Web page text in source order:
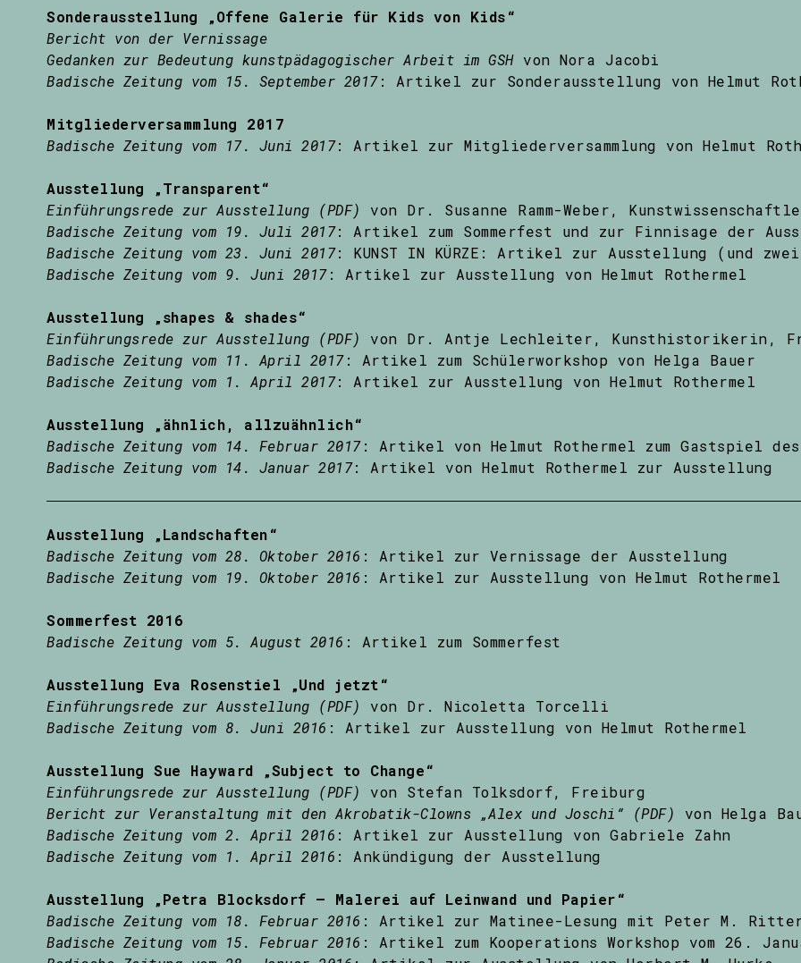
Sonderausstellung „Offene Galerie für Kids von Kids“
Bericht von der Vernissage
Gedanken zur Bedeutung kunstpädagogischer Arbeit im GSHvon Nora Jacobi
Badische Zeitung vom 15. September 2017: Artikel zur Sonderausstellung von Helmut
Mitgliederversammlung 2017
Badische Zeitung vom 17. Juni 2017: Artikel zur Mitgliederversammlung von Helmut
Ausstellung „Transparent“
Einführungsrede zur Ausstellung (PDF)
von Dr. Susanne Ramm-Weber,
Badische Zeitung vom 19. Juli 2017: Artikel zum Sommerfest und zur Finnisage der
Badische Zeitung vom 23. Juni 2017: KUNST IN KÜRZE: Artikel zur Ausstellung (und
Badische Zeitung vom 9. Juni 2017: Artikel zur Ausstellung von Helmut Rothermel
Ausstellung „shapes & shades“
Einführungsrede zur Ausstellung (PDF)
von Dr. Antje Lechleiter, Kunsthistorikerin,
Badische Zeitung vom 11. April 2017: Artikel zum Schülerworkshop von Helga Bauer
Badische Zeitung vom 1. April 2017: Artikel zur Ausstellung von Helmut Rothermel
Ausstellung „ähnlich, allzuähnlich“
Badische Zeitung vom 14. Februar 2017: Artikel von Helmut Rothermel zum Gastspiel
Badische Zeitung vom 14. Januar 2017: Artikel von Helmut Rothermel zur Ausstellung
Ausstellung „Landschaften“
Badische Zeitung vom 28. Oktober 2016 : Artikel zur Vernissage der Ausstellung
Badische Zeitung vom 19. Oktober 2016 : Artikel zur Ausstellung von Helmut Rothermel
Sommerfest 2016
Badische Zeitung vom 5. August 2016 : Artikel zum Sommerfest
Ausstellung Eva Rosenstiel „Und jetzt“
Einführungsrede zur Ausstellung (PDF)
von Dr. Nicoletta Torcelli
Badische Zeitung vom 8. Juni 2016 : Artikel zur Ausstellung von Helmut Rothermel
Ausstellung Sue Hayward „Subject to Change“
Einführungsrede zur Ausstellung (PDF)
von Stefan Tolksdorf, Freiburg
Bericht zur Veranstaltung mit den Akrobatik-Clowns „Alex und Joschi“ (PDF) von Helga
Badische Zeitung vom 2. April 2016 : Artikel zur Ausstellung von Gabriele Zahn
Badische Zeitung vom 1. April 2016 : Ankündigung der Ausstellung
Ausstellung „Petra Blocksdorf – Malerei auf Leinwand und Papier“
Badische Zeitung vom 18. Februar 2016 : Artikel zur Matinee-Lesung mit Peter M.
Badische Zeitung vom 15. Februar 2016 : Artikel zum Kooperations Workshop vom 26.